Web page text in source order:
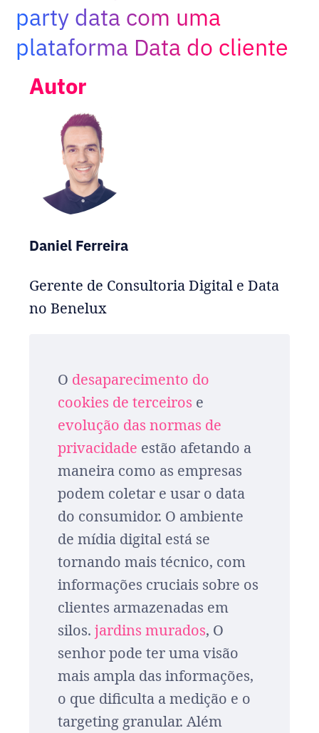
Adopt AI
Buscar
por:
BR
party data com uma
plataforma Data do cliente
Autor
Daniel Ferreira
Gerente de Consultoria Digital e Data
no Benelux
O desaparecimento do
cookies de terceiros e
evolução das normas de
privacidade estão afetando a
maneira como as empresas
podem coletar e usar o data
do consumidor. O ambiente
de mídia digital está se
tornando mais técnico, com
informações cruciais sobre os
clientes armazenadas em
silos. jardins murados, O
senhor pode ter uma visão
mais ampla das informações,
o que dificulta a medição e o
targeting granular. Além